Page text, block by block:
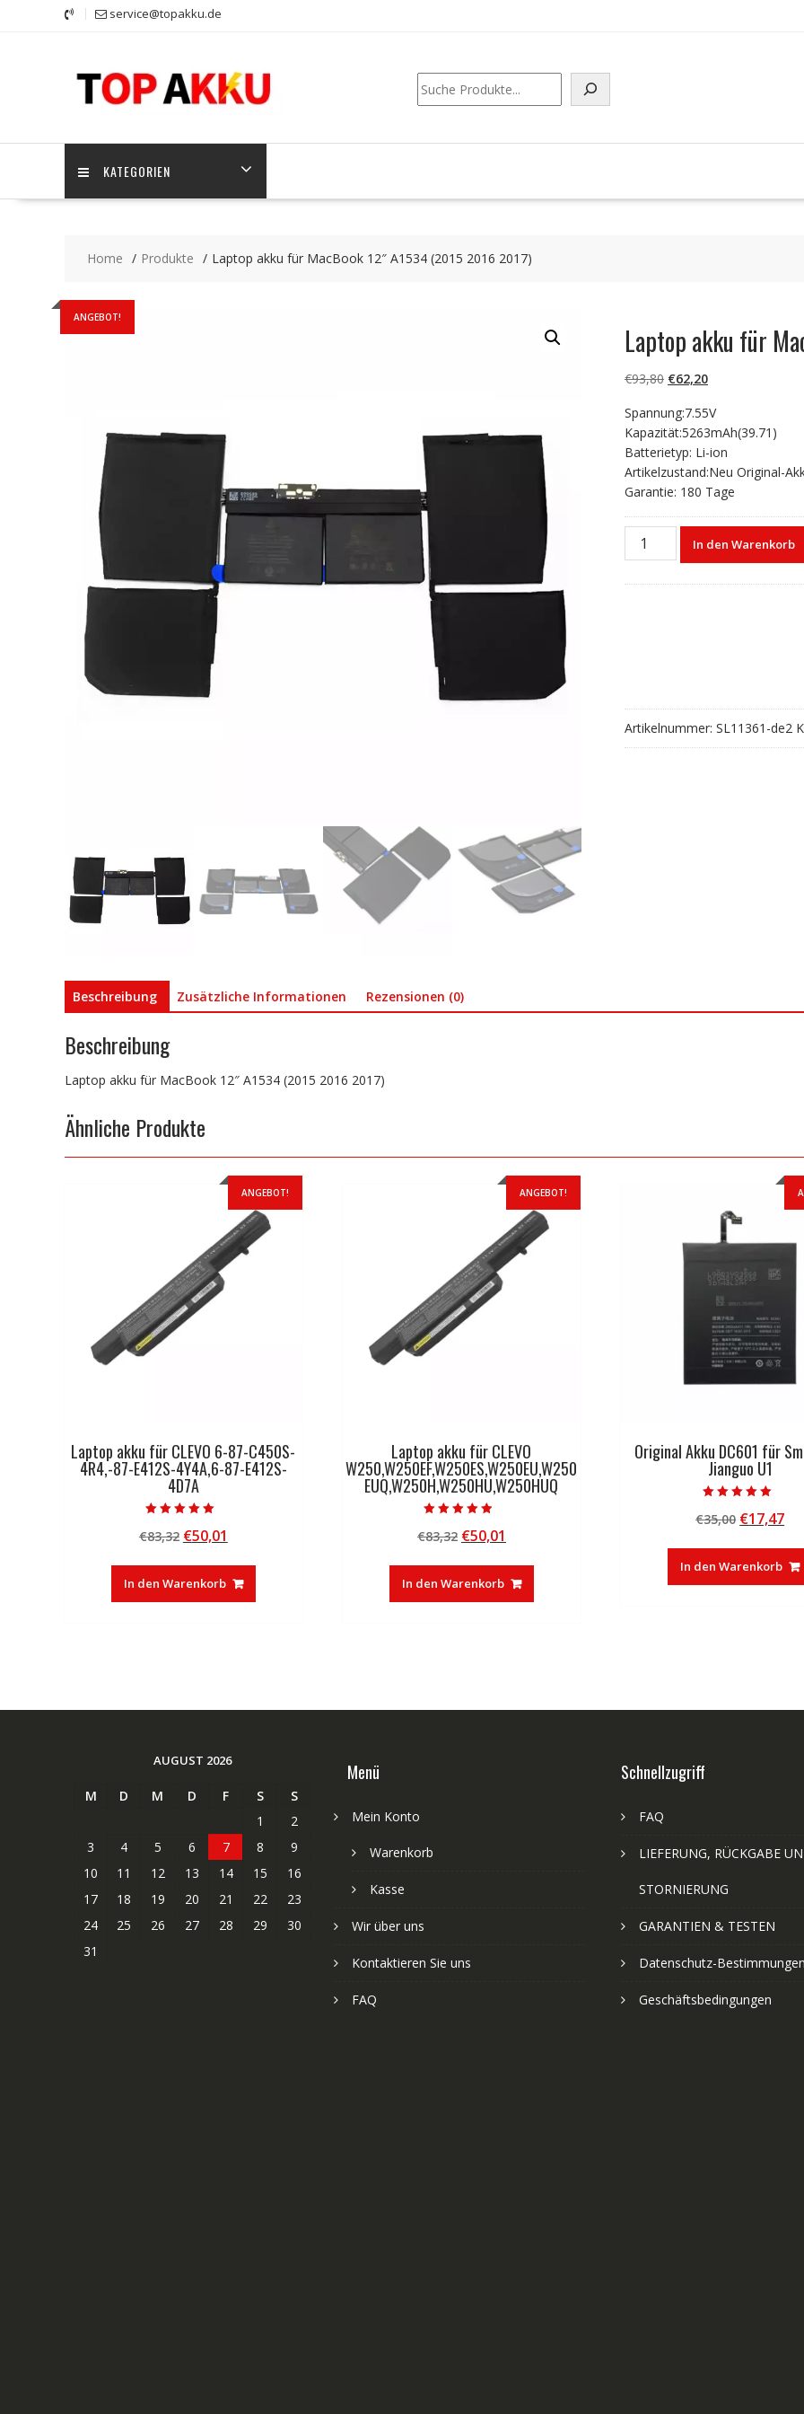
service@topakku.de
Suchen
KATEGORIEN
Home Produkte Laptop akku für MacBook 12″ A1534 (2015 2016 2017)
ANGEBOT!
Laptop akku für
€93,80 Ursprünglicher
war:
€93,80
€62,20Aktueller
ist:
€62,20.
Spannung:7.55V
Kapazität:5263mAh(39.71)
Batterietyp: Li-ion
Artikelzustand:Neu Original-
Garantie: 180 Tage
Laptop
akku
Menge
In den Warenkorb
Artikelnummer: SL11361-de2
Beschreibung Zusätzliche Informationen Rezensionen (0)
Beschreibung
Laptop akku für MacBook 12″ A1534 (2015 2016 2017)
Ähnliche Produkte
ANGEBOT!
Laptop akku für CLEVO 6-87-C450S-
4R4,-87-E412S-4Y4A,6-87-E412S-
4D7A
5.00
von 5
€83,32 Ursprünglicher
war:
€83,32
€50,01
ist:
€50,01.
In den Warenkorb
ANGEBOT!
Laptop akku für CLEVO
W250,W250EF,W250ES,W250EU,W250
EUQ,W250H,W250HU,W250HUQ
4.50
von 5
€83,32 Ursprünglicher
war:
€83,32
€50,01
ist:
€50,01.
In den Warenkorb
Original Akku DC601 für
Jianguo U1
5.00
von 5
€35,00
war:
€35,00
€17,47
ist:
In den Warenkorb
AUGUST 2026
M D M D F S
S
1
2
3
4 5 6 7 8
9
10
11 12 13 14 15
16
17
18 19 20 21 22
23
24
25 26 27 28 29
30
31
Menü
Mein Konto
Warenkorb
Kasse
Wir über uns
Kontaktieren Sie uns
FAQ
Schnellzugriff
FAQ
LIEFERUNG, RÜCKGABE
STORNIERUNG
GARANTIEN & TESTEN
Datenschutz-Bestimmungen
Geschäftsbedingungen